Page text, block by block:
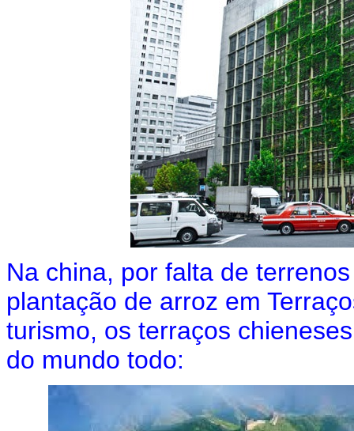
Na china, por falta de
plantação de arroz em
turismo, os terraços
do mundo todo: